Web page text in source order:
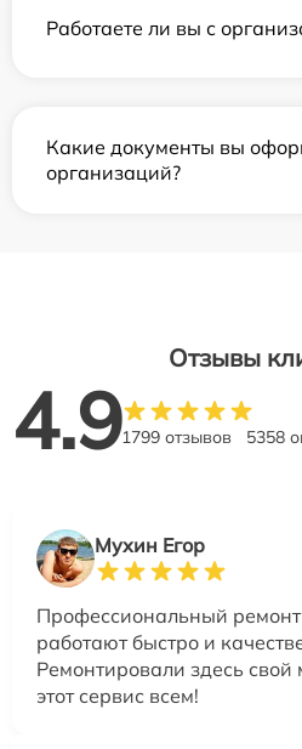
Работаете ли вы с
Какие документы вы
организаций?
Отзывы
4.91799 отзывов 5358
Мухин Егор
Профессиональный
работают быстро и
Ремонтировали здесь
этот сервис всем!